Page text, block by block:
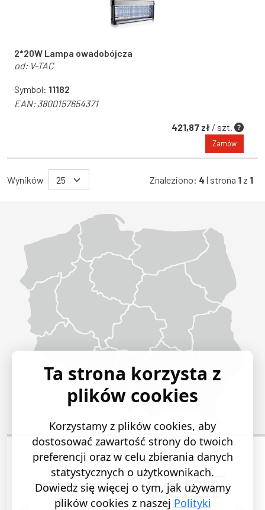
2*20W Lampa owadobójcza
od: V-TAC
Symbol: 11182
EAN:3800157654371
421,87 zł / szt.
Zamów
Wyników Znaleziono: 4 | strona 1 z 1
POPRZEDNI SLAJD
Ta strona korzysta z
plików cookies
Korzystamy z plików cookies, aby
dostosować zawartość strony do twoich
preferencji oraz w celu zbierania danych
statystycznych o użytkownikach.
Dowiedz się więcej o tym, jak używamy
plików cookies z naszej Polityki